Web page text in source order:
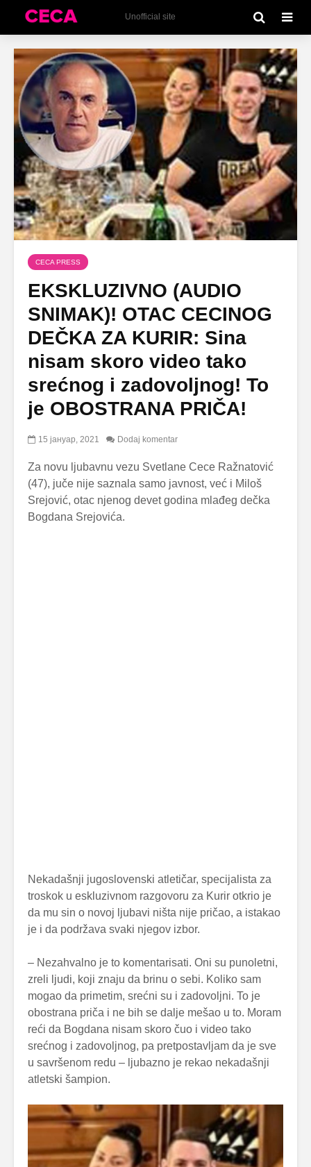
Unofficial site
CECA PRESS
EKSKLUZIVNO (AUDIO
SNIMAK)! OTAC CECINOG
DEČKA ZA KURIR: Sina
nisam skoro video tako
srećnog i zadovoljnog! To
je OBOSTRANA PRIČA!
15 јануар, 2021 Dodaj komentar
Za novu ljubavnu vezu Svetlane Cece Ražnatović
(47), juče nije saznala samo javnost, već i Miloš
Srejović, otac njenog devet godina mlađeg dečka
Bogdana Srejovića.
Nekadašnji jugoslovenski atletičar, specijalista za
troskok u eskluzivnom razgovoru za Kurir otkrio je
da mu sin o novoj ljubavi ništa nije pričao, a istakao
je i da podržava svaki njegov izbor.
– Nezahvalno je to komentarisati. Oni su punoletni,
zreli ljudi, koji znaju da brinu o sebi. Koliko sam
mogao da primetim, srećni su i zadovoljni. To je
obostrana priča i ne bih se dalje mešao u to. Moram
reći da Bogdana nisam skoro čuo i video tako
srećnog i zadovoljnog, pa pretpostavljam da je sve
u savršenom redu – ljubazno je rekao nekadašnji
atletski šampion.